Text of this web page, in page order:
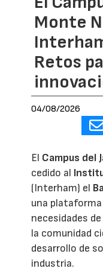
Monte
Retos
04/08/2026
El Campus del
cedido al
(Interham) el
una
necesidades
la comunidad
desarrollo de
industria.